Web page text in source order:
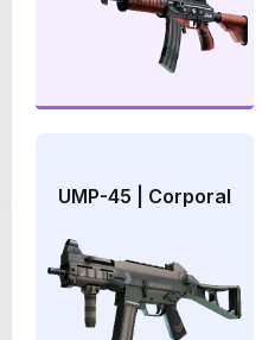
UMP-45 | Corporal